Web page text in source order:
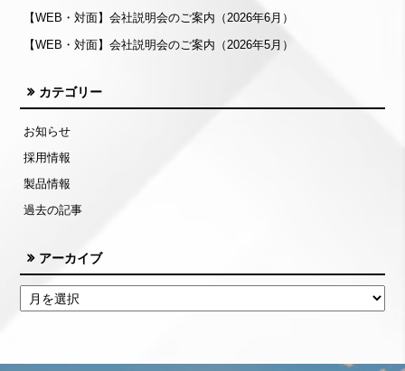
【WEB・対面】会社説明会のご案内（2026年6月）
【WEB・対面】会社説明会のご案内（2026年5月）
カテゴリー
お知らせ
採用情報
製品情報
過去の記事
アーカイブ